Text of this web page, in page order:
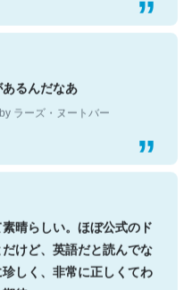
るんだなあ
晴らしい。ほぼ公式のド
けど、英語だと読んでな
しく、非常に正しくてわ
待。